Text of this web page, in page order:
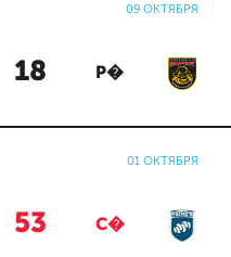
09 ОКТЯБРЯ
18 Р�
01 ОКТЯБРЯ
53 С�